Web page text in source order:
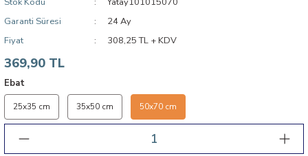
Garanti Süresi
24 Ay
Fiyat
308,25 TL + KDV
369,90 TL
Ebat
25x35 cm 35x50 cm 50x70 cm